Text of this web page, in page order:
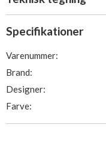
Specifikationer
Varenummer:
Brand:
Designer:
Farve: